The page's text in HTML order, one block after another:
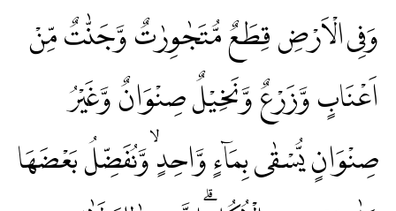
وَفِى الْاَرْضِ قِطَعٌ مُّتَجٰوِرٰتٌ وَّجَنّٰتٌ مِّنْ
اَعْنَابٍ وَّزَرْعٌ وَّنَخِيْلٌ صِنْوَانٌ وَّغَيْرُ
صِنْوَانٍ يُّسْقٰى بِمَاۤءٍ وَّاحِدٍۙ وَّنُفَضِّلُ بَعْضَهَا